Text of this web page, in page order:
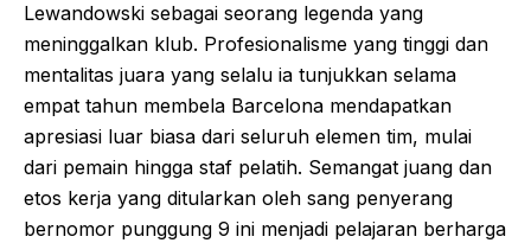
Lewandowski sebagai seorang legenda yang
meninggalkan klub. Profesionalisme yang tinggi dan
mentalitas juara yang selalu ia tunjukkan selama
empat tahun membela Barcelona mendapatkan
apresiasi luar biasa dari seluruh elemen tim, mulai
dari pemain hingga staf pelatih. Semangat juang dan
etos kerja yang ditularkan oleh sang penyerang
bernomor punggung 9 ini menjadi pelajaran berharga